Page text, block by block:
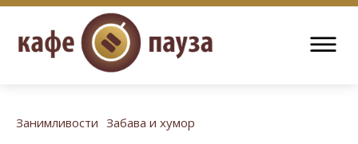
Занимливости Забава и хумор